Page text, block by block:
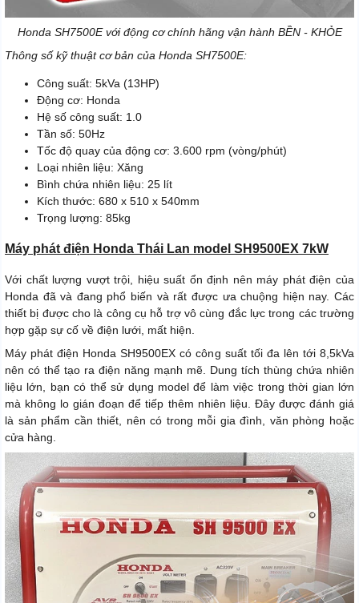
Honda SH7500E với động cơ chính hãng vận hành BỀN - KHỎE
Thông số kỹ thuật cơ bản của Honda SH7500E:
Công suất: 5kVa (13HP)
Động cơ: Honda
Hệ số công suất: 1.0
Tần số: 50Hz
Tốc độ quay của động cơ: 3.600 rpm (vòng/phút)
Loại nhiên liệu: Xăng
Bình chứa nhiên liệu: 25 lít
Kích thước: 680 x 510 x 540mm
Trọng lượng: 85kg
Máy phát điện Honda Thái Lan model SH9500EX 7kW
Với chất lượng vượt trội, hiệu suất ổn định nên máy phát điện của
Honda đã và đang phổ biến và rất được ưa chuộng hiện nay. Các
thiết bị được cho là công cụ hỗ trợ vô cùng đắc lực trong các trường
hợp gặp sự cố về điện lưới, mất hiện.
Máy phát điện Honda SH9500EX có công suất tối đa lên tới 8,5kVa
nên có thể tạo ra điện năng mạnh mẽ. Dung tích thùng chứa nhiên
liệu lớn, bạn có thể sử dụng model để làm việc trong thời gian lớn
mà không lo gián đoạn để tiếp thêm nhiên liệu. Đây được đánh giá
là sản phẩm cần thiết, nên có trong mỗi gia đình, văn phòng hoặc
cửa hàng.